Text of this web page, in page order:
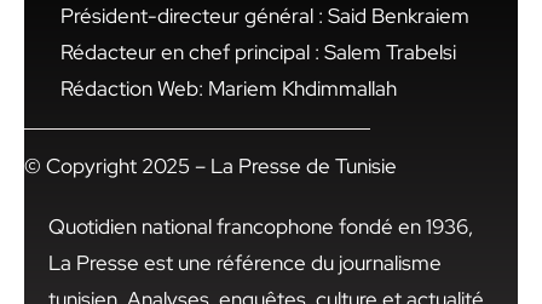
Président-directeur général : Said Benkraiem
Rédacteur en chef principal : Salem Trabelsi
Rédaction Web: Mariem Khdimmallah
© Copyright 2025 – La Presse de Tunisie
Quotidien national francophone fondé en 1936,
La Presse est une référence du journalisme